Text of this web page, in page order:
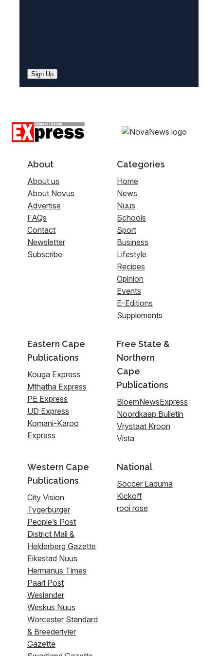
Sign Up
About
About us
About Novus
Advertise
FAQs
Contact
Newsletter
Subscribe
Categories
Home
News
Nuus
Schools
Sport
Business
Lifestyle
Recipes
Opinion
Events
E-Editions
Supplements
Eastern Cape
Publications
Kouga Express
Mthatha Express
PE Express
UD Express
Komani-Karoo
Express
Free State &
Northern
Cape
Publications
BloemNewsExpress
Noordkaap Bulletin
Vrystaat Kroon
Vista
Western Cape
Publications
City Vision
Tygerburger
People’s Post
District Mail &
Helderberg Gazette
Eikestad Nuus
Hermanus Times
Paarl Post
Weslander
Weskus Nuus
Worcester Standard
& Breederivier
Gazette
National
Soccer Laduma
Kickoff
rooi rose